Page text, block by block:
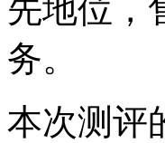
先地位，
务。
本次测评